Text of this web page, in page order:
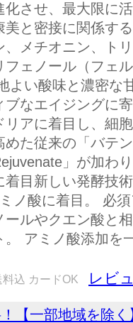
化させ、最大限に
美と密接に関係す
、メチオニン、ト
フェノール（フェ
よい酸味と濃密な
ブなエイジングに
リアに着目し、細
めた従来の「バテ
」が加わ
着目新しい発酵技
ノ酸に着目。 必
ールやクエン酸と
。 アミノ酸添加を
料込 カードOK レビ
【一部地域を除